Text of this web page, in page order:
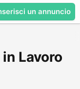
un annuncio
Lavoro